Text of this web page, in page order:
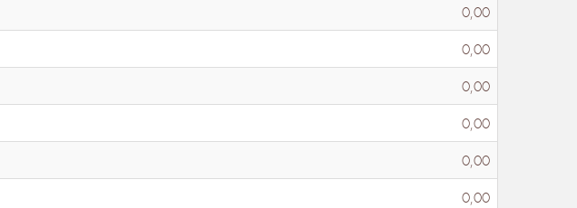
0,00
0,00
0,00
0,00
0,00
0,00